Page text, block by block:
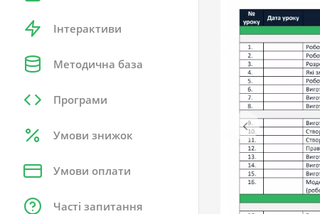
Інтерактиви
Методична база
Програми
Умови знижок
Умови оплати
Часті запитання